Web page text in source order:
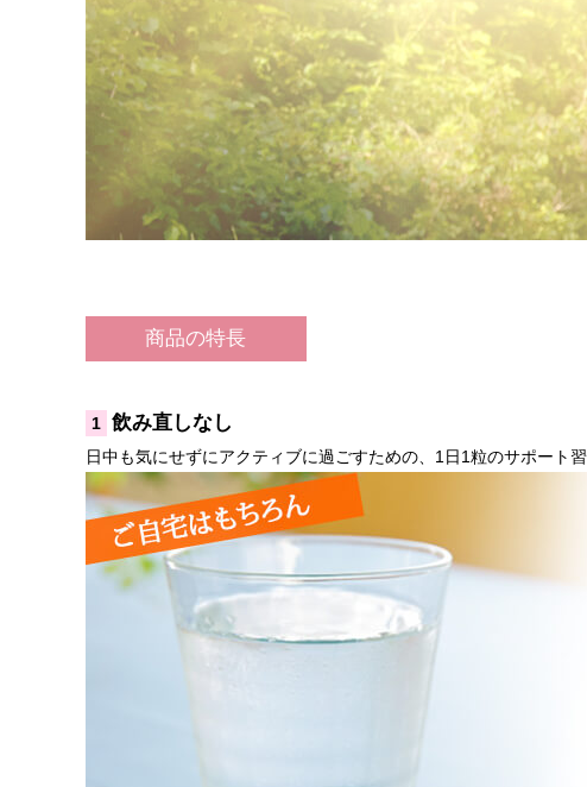
商品の特長
1 飲み直しなし
日中も気にせずにアクティブに過ごすための、1日1粒のサポート習